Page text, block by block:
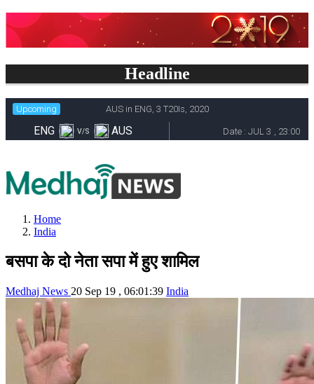
Headline
Home
India
बसपा के दो नेता सपा में हुए शामिल
Medhaj News 20 Sep 19 , 06:01:39 India